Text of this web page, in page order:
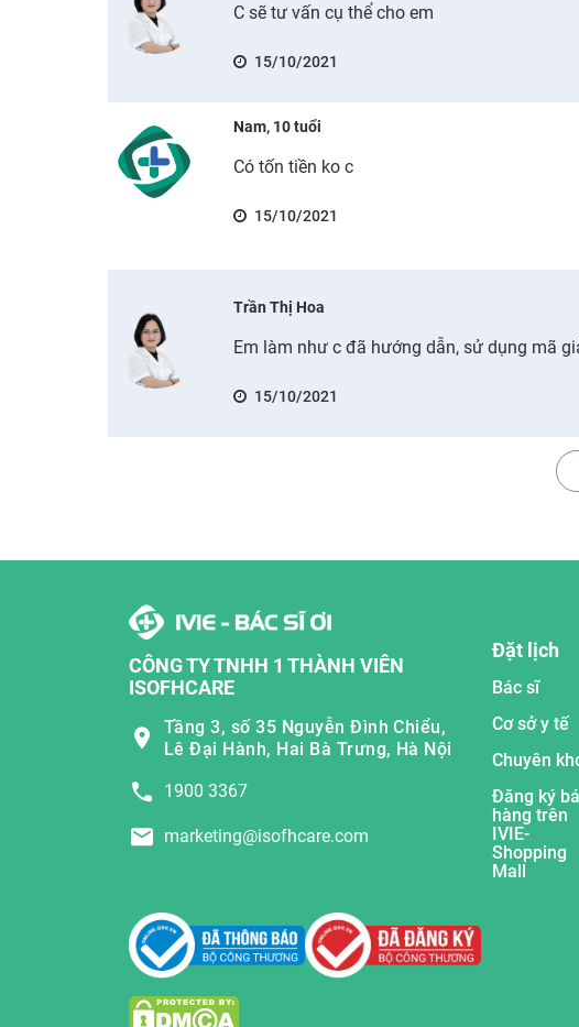
C sẽ tư vấn cụ thể cho em
15/10/2021
Nam, 10 tuổi
Có tốn tiền ko c
15/10/2021
Trần Thị Hoa
Em làm như c đã hướng dẫn, sử dụng mã
15/10/2021
CÔNG TY TNHH 1 THÀNH VIÊN
ISOFHCARE
Tầng 3, số 35 Nguyễn Đình Chiểu,
Lê Đại Hành, Hai Bà Trưng, Hà Nội
1900 3367
marketing@isofhcare.com
Đặt lịch
Bác sĩ
Cơ sở y tế
Chuyên
Đăng ký
hàng trên
IVIE-
Shopping
Mall